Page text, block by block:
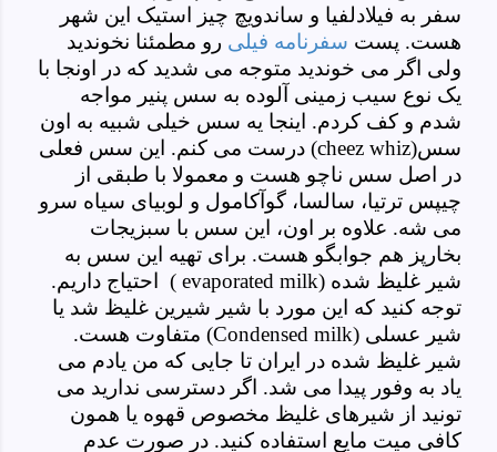
سفر به فیلادلفیا و ساندویچ چیز استیک این شهر
هست. پست سفرنامه فیلی رو مطمئنا نخوندید
ولی اگر می خوندید متوجه می شدید که در اونجا با
یک نوع سیب زمینی آلوده به سس پنیر مواجه
شدم و کف کردم. اینجا یه سس خیلی شبیه به اون
سس(cheez whiz) درست می کنم. این سس فعلی
در اصل سس ناچو هست و معمولا با طبقی از
چیپس ترتیا، سالسا، گوآکامول و لوبیای سیاه سرو
می شه. علاوه بر اون، این سس با سبزیجات
بخارپز هم جوابگو هست. برای تهیه این سس به
شیر غلیظ شده evaporated milk)
( احتیاج داریم.
توجه کنید که این مورد با شیر شیرین غلیظ شد یا
شیر عسلی (Condensed milk) متفاوت هست.
شیر غلیظ شده در ایران تا جایی که من یادم می
یاد به وفور پیدا می شد. اگر دسترسی ندارید می
تونید از شیرهای غلیظ مخصوص قهوه یا همون
کافی میت مایع استفاده کنید. در صورت عدم